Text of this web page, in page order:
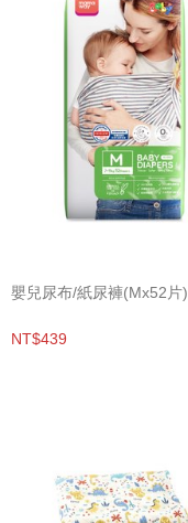
嬰兒尿布/紙尿褲(Mx52片)
NT$439